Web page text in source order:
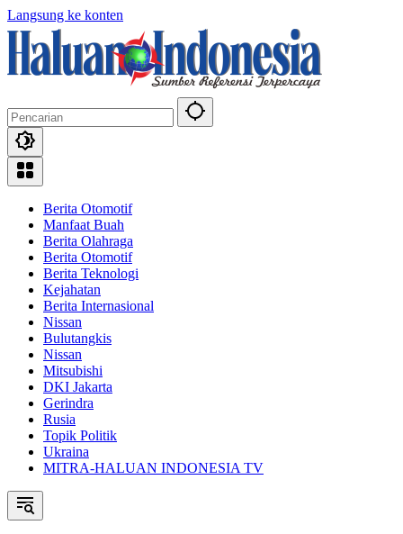
Langsung ke konten
Berita Otomotif
Manfaat Buah
Berita Olahraga
Berita Otomotif
Berita Teknologi
Kejahatan
Berita Internasional
Nissan
Bulutangkis
Nissan
Mitsubishi
DKI Jakarta
Gerindra
Rusia
Topik Politik
Ukraina
MITRA-HALUAN INDONESIA TV